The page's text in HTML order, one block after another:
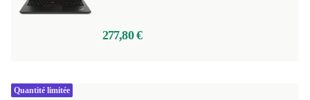
277,80 €
Quantité limitée